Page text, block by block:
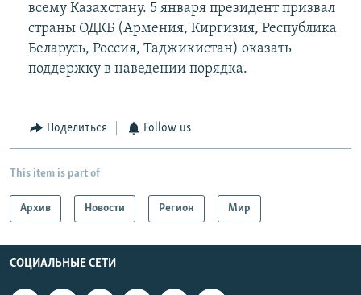
всему Казахстану. 5 января президент призвал
страны ОДКБ (Армения, Киргизия, Республика
Беларусь, Россия, Таджикистан) оказать
поддержку в наведении порядка.
Поделиться Follow us
This item is part of
Архив Новости Регион Мир
СОЦИАЛЬНЫЕ СЕТИ